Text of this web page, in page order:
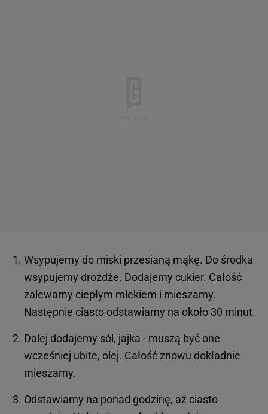
Wsypujemy do miski przesianą mąkę. Do środka
wsypujemy drożdże. Dodajemy cukier. Całość
zalewamy ciepłym mlekiem i mieszamy.
Następnie ciasto odstawiamy na około 30 minut.
Dalej dodajemy sól, jajka - muszą być one
wcześniej ubite, olej. Całość znowu dokładnie
mieszamy.
Odstawiamy na ponad godzinę, aż ciasto